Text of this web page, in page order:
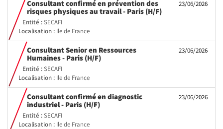
23/06/2026
Consultant confirmé en prévention des
risques physiques au travail - Paris (H/F)(Nouvelle
Entité :SECAFI
Localisation : Ile de France
23/06/2026
Consultant Senior en Ressources
Humaines - Paris (H/F)(Nouvelle
Entité :SECAFI
Localisation : Ile de France
23/06/2026
Consultant confirmé en diagnostic
industriel - Paris (H/F)(Nouvelle
Entité :SECAFI
Localisation : Ile de France